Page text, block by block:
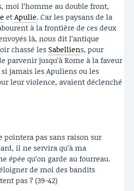
moi l’homme au double front,
etApulie. Car les paysans de la
à la frontière de ces deux
là, nous dit l’antique
chassé lesSabelliens, pour
parvenir jusqu’à Rome à la faveur
jamais les Apuliens ou les
leur violence, avaient déclenché
pointera pas sans raison sur
il ne servira qu’à ma
épée qu’on garde au fourreau.
de moi des bandits
pas ? (39-42)